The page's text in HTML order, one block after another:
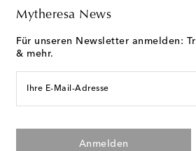
Mytheresa News
Für unseren Newsletter anmelden:
& mehr.
Ihre E-Mail-Adresse
Anmelden